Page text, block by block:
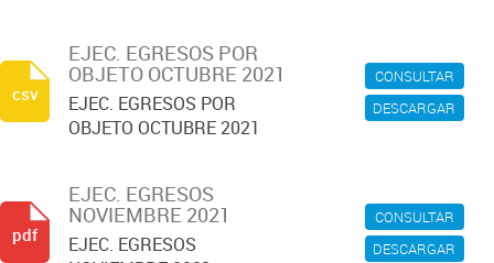
CONSULTAR
DESCARGAR
EJEC. EGRESOS POR
OBJETO OCTUBRE 2021
EJEC. EGRESOS POR
OBJETO OCTUBRE 2021
csv
CONSULTAR
DESCARGAR
EJEC. EGRESOS
NOVIEMBRE 2021
EJEC. EGRESOS
pdf